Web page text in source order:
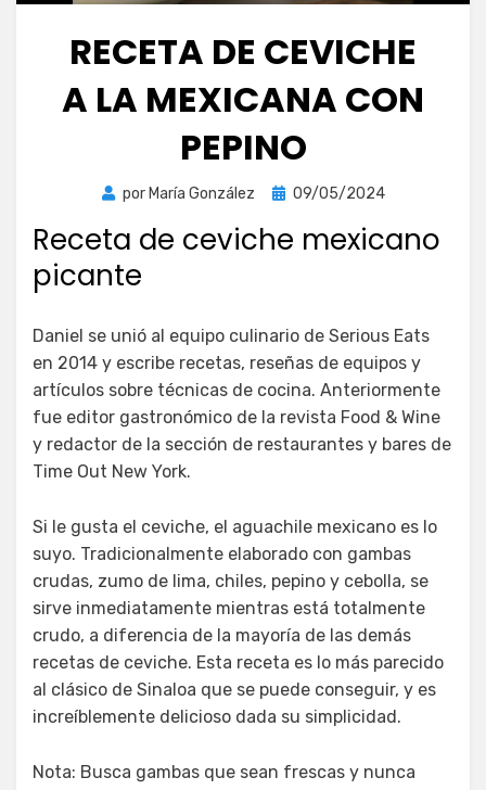
RECETA DE CEVICHE
A LA MEXICANA CON
PEPINO
por María González
Publicada
09/05/2024
Receta de ceviche mexicano
picante
Daniel se unió al equipo culinario de Serious Eats
en 2014 y escribe recetas, reseñas de equipos y
artículos sobre técnicas de cocina. Anteriormente
fue editor gastronómico de la revista Food & Wine
y redactor de la sección de restaurantes y bares de
Time Out New York.
Si le gusta el ceviche, el aguachile mexicano es lo
suyo. Tradicionalmente elaborado con gambas
crudas, zumo de lima, chiles, pepino y cebolla, se
sirve inmediatamente mientras está totalmente
crudo, a diferencia de la mayoría de las demás
recetas de ceviche. Esta receta es lo más parecido
al clásico de Sinaloa que se puede conseguir, y es
increíblemente delicioso dada su simplicidad.
Nota: Busca gambas que sean frescas y nunca